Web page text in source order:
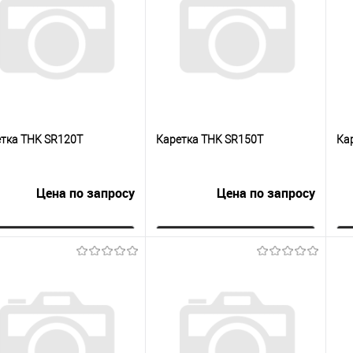
сравнению
сравнению
THK SR120T
Цена по запросу
Запросить цену
Купить в 1
сравнению
В избранное
Под заказ
Каретка THK SR150T
Цена по запросу
Запросить цену
Купить в 1
сравнению
В избранное
Под заказ